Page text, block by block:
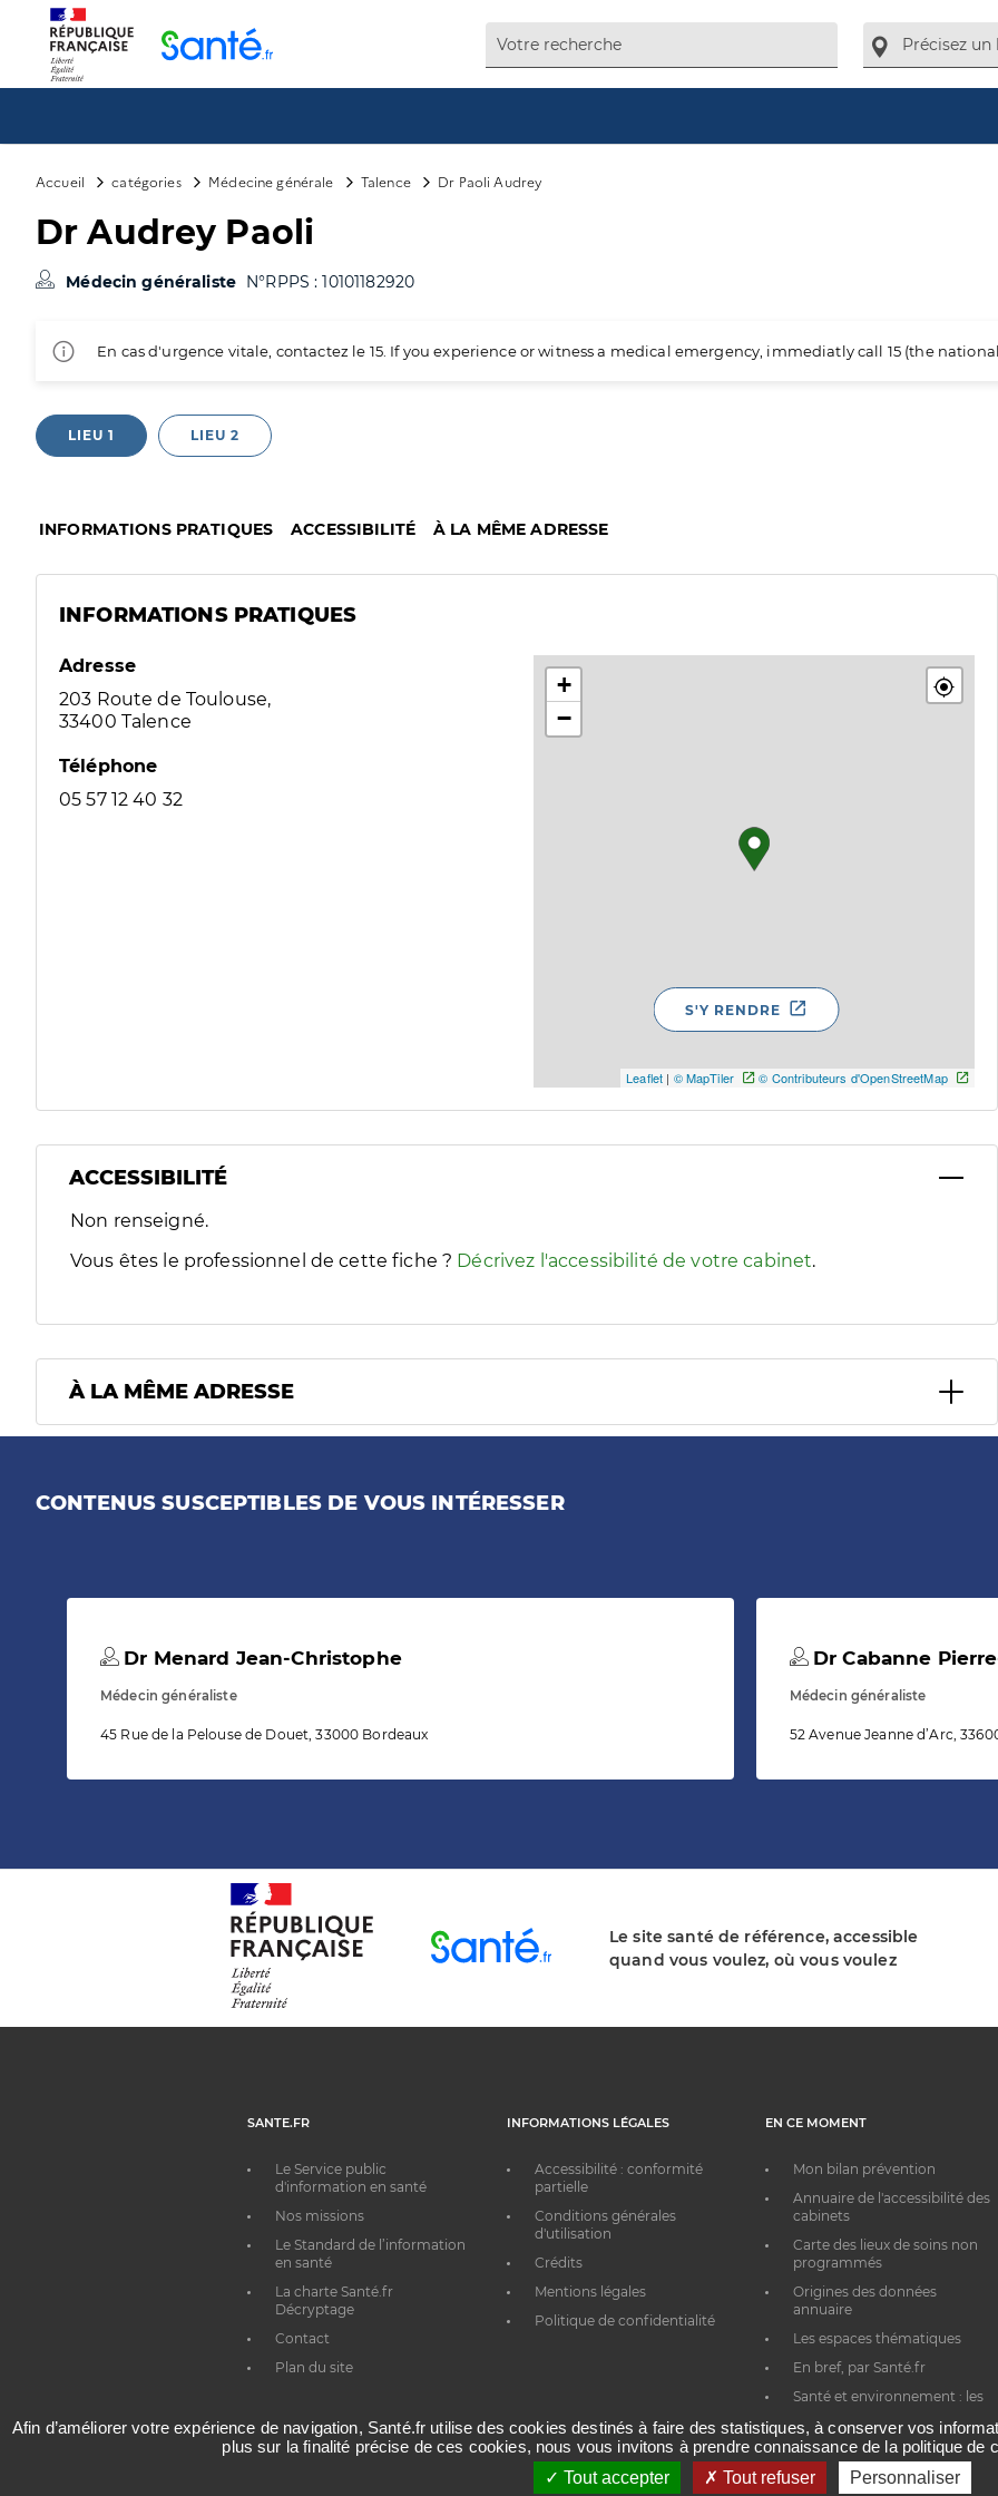
Accueil catégories Médecine générale Talence Dr Paoli Audrey
Dr Audrey Paoli
Médecin généraliste N°RPPS : 10101182920
En cas d'urgence vitale, contactez le 15. If you experience or witness a medical emergency, immediatly call 15 (the
LIEU 1 LIEU 2
INFORMATIONS PRATIQUES ACCESSIBILITÉ À LA MÊME ADRESSE
INFORMATIONS PRATIQUES
Adresse
203 Route de Toulouse,
33400 Talence
Téléphone
05 57 12 40 32
+
−
Leaflet | © MapTiler © Contributeurs d'OpenStreetMap
S'Y RENDRE
ACCESSIBILITÉ
Filtres
Sélectionnez un ou plusieurs handicaps/besoins spécifiques pour afficher les informations d'accessibilité associées
Non renseigné.
Vous êtes le professionnel de cette fiche ? Décrivez l'accessibilité de votre cabinet.
À LA MÊME ADRESSE
CONTENUS SUSCEPTIBLES DE VOUS INTÉRESSER
Dr Menard Jean-Christophe
Médecin généraliste
45 Rue de la Pelouse de Douet, 33000 Bordeaux
Dr Cabanne
Médecin généraliste
52 Avenue Jeanne d’Arc,
Le site santé de référence, accessible
quand vous voulez, où vous voulez
SANTE.FR
Le Service public
d'information en santé
Nos missions
Le Standard de l’information
en santé
La charte Santé.fr
Décryptage
Contact
Plan du site
INFORMATIONS LÉGALES
Accessibilité : conformité
partielle
Conditions générales
d'utilisation
Crédits
Mentions légales
Politique de confidentialité
EN CE MOMENT
Mon bilan prévention
Annuaire de l'accessibilité des
cabinets
Carte des lieux de soins non
programmés
Origines des données
annuaire
Les espaces thématiques
En bref, par Santé.fr
Santé et environnement : les
Panneau de gestion des cookies
Afin d’améliorer votre expérience de navigation, Santé.fr utilise des cookies destinés à faire des statistiques, à conserver vos
plus sur la finalité précise de ces cookies, nous vous invitons à prendre connaissance de la politique de
Tout accepter
Tout refuser Personnaliser